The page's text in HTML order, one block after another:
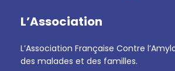
L’Association
L’Association Française Contre
des malades et des familles.